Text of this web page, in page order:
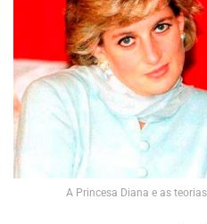
A Princesa Diana e as